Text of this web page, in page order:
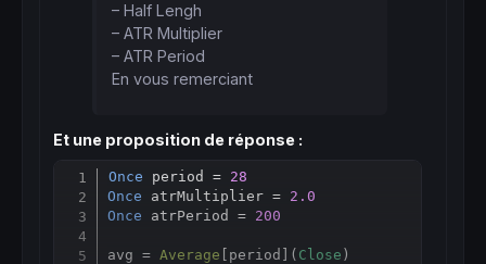
– Half Lengh
– ATR Multiplier
– ATR Period
En vous remerciant
Et une proposition de réponse :
Once period = 28
Once atrMultiplier = 2.0
Once atrPeriod = 200
avg = Average period]( Close )